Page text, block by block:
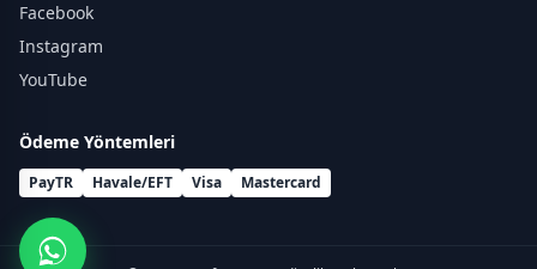
Facebook
Instagram
YouTube
Ödeme Yöntemleri
PayTR Havale/EFT Visa Mastercard